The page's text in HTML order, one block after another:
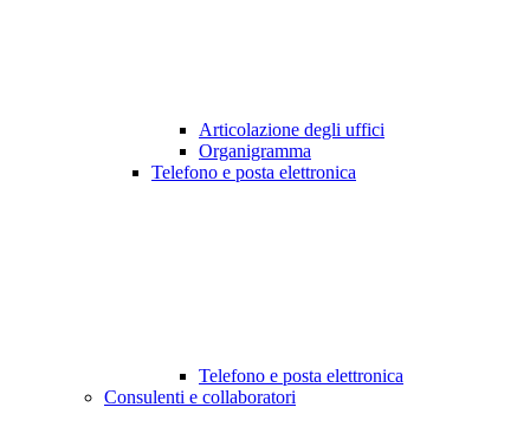
Articolazione degli uffici
Organigramma
Telefono e posta elettronica
Telefono e posta elettronica
Consulenti e collaboratori